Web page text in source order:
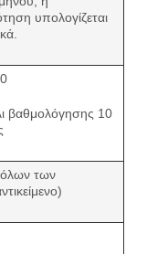
υπολογίζεται
βαθμολόγησης 10
όλων των